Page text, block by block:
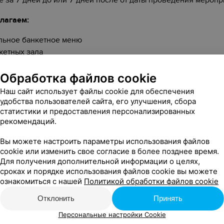
банкетное меню
зала
сопровождение
организации развлекательной программы и приглашении
провести праздник на свежем воздухе. Наш летний
для гриль — вечеринок.
скидки не распространяются на перечень товаров, с которым можно
2021 в 11:26
Обработка файлов cookie
Наш сайт использует файлы cookie для обеспечения
удобства пользователей сайта, его улучшения, сбора
статистики и предоставления персонализированных
рекомендаций.
Вы можете настроить параметры использования файлов
cookie или изменить свое согласие в более позднее время.
Для получения дополнительной информации о целях,
сроках и порядке использования файлов cookie вы можете
ознакомиться с нашей Политикой обработки файлов cookie
Отклонить Принять
Персональные настройки Cookie